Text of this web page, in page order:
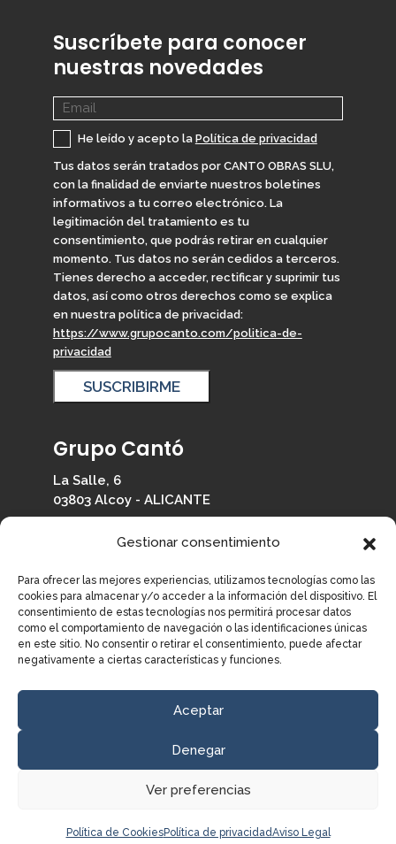
Gestionar consentimiento
Para ofrecer las mejores experiencias, utilizamos tecnologías como las
cookies para almacenar y/o acceder a la información del dispositivo. El
consentimiento de estas tecnologías nos permitirá procesar datos
como el comportamiento de navegación o las identificaciones únicas
en este sitio. No consentir o retirar el consentimiento, puede afectar
negativamente a ciertas características y funciones.
Aceptar
Denegar
Ver preferencias
Política de CookiesPolítica de privacidadAviso Legal
Suscríbete para conocer
nuestras novedades
He leído y acepto la Política de privacidad
Tus datos serán tratados por CANTO OBRAS SLU,
con la finalidad de enviarte nuestros boletines
informativos a tu correo electrónico. La
legitimación del tratamiento es tu
consentimiento, que podrás retirar en cualquier
momento. Tus datos no serán cedidos a terceros.
Tienes derecho a acceder, rectificar y suprimir tus
datos, así como otros derechos como se explica
en nuestra política de privacidad:
https://www.grupocanto.com/politica-de-
privacidad
Grupo Cantó
La Salle, 6
03803 Alcoy - ALICANTE
info@grupocanto.com
Información
© Grupo Cantó.
Todos los derechos reservados.
Política de Cookies